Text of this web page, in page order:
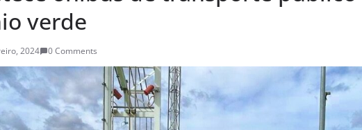
verde
2024 0 Comments